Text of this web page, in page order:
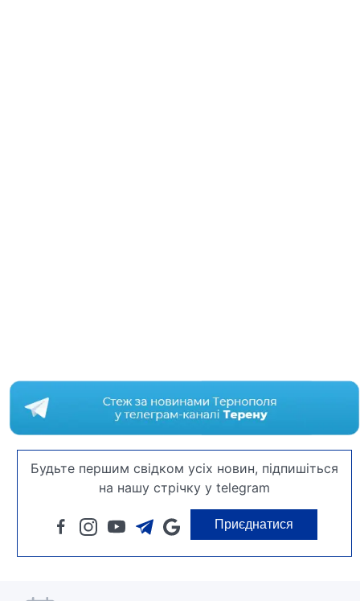
Будьте першим свідком усіх новин, підпишіться
на нашу стрічку у telegram
Приєднатися